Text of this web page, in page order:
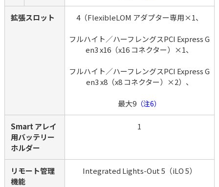
拡張スロット 4（FlexibleLOM アダプター専用×1、
フルハイト／ハーフレングスPCI Express G
en3 x16（x16 コネクター）×1、
フルハイト／ハーフレングスPCI Express G
en3 x8（x8 コネクター）×2）、
最大9 （注6）
Smart アレイ
用バッテリー
ホルダー
1
リモート管理
機能
Integrated Lights-Out 5（iLO 5）